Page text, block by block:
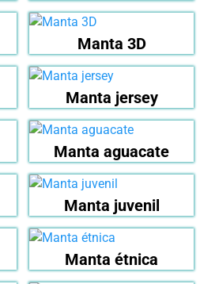
Manta 3D
Manta jersey
Manta aguacate
Manta juvenil
Manta étnica